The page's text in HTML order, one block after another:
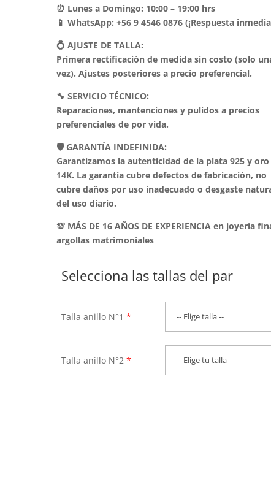
⏰ Lunes a Domingo: 10:00 – 19:00 hrs
📱 WhatsApp: +56 9 4546 0876 (¡Respuesta
💍 AJUSTE DE TALLA:
Primera rectificación de medida sin costo (solo
vez). Ajustes posteriores a precio preferencial.
🔧 SERVICIO TÉCNICO:
Reparaciones, mantenciones y pulidos a precios
preferenciales de por vida.
🛡️ GARANTÍA INDEFINIDA:
Garantizamos la autenticidad de la plata 925 y oro
14K. La garantía cubre defectos de fabricación, no
cubre daños por uso inadecuado o desgaste
del uso diario.
💯 MÁS DE 16 AÑOS DE EXPERIENCIA en joyería
argollas matrimoniales
Selecciona las tallas del par
Talla anillo N°1 *
Talla anillo N°2 *